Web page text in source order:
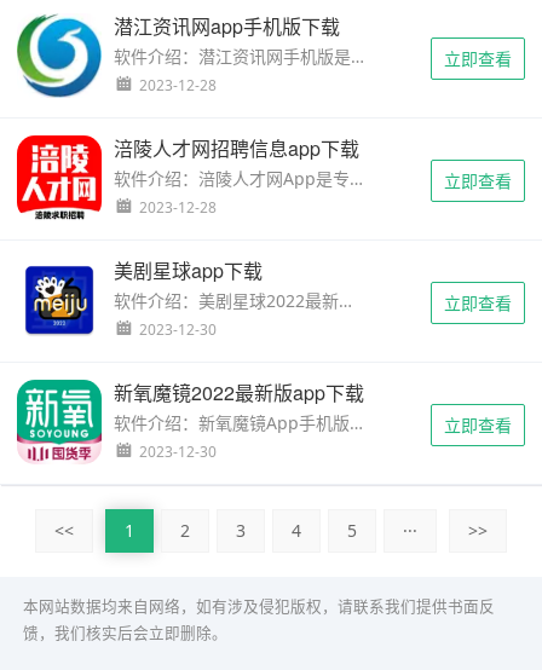
潜江资讯网app手机版下载
软件介绍：潜江资讯网手机版是一款面向潜江老百姓的生活服务类软件，旨在为用户提供本地化的新闻资讯、生活···
2023-12-28
立即查看
涪陵人才网招聘信息app下载
软件介绍：涪陵人才网App是专门为涪陵当地用户制作的求职招聘应用。该应用致力于为求职者提供本地的招聘信息···
2023-12-28
立即查看
美剧星球app下载
软件介绍：美剧星球2022最新版是一款专为美剧爱好者打造的应用，旨在为用户提供最新、最丰富的美剧资源。该···
2023-12-30
立即查看
新氧魔镜2022最新版app下载
软件介绍：新氧魔镜App手机版是一款专业的医疗美容类软件，为用户提供全面的美容服务和信息。该应用整合了丰···
2023-12-30
立即查看
<< 1 2 3 4 5 ··· >>
本网站数据均来自网络，如有涉及侵犯版权，请联系我们提供书面反
馈，我们核实后会立即删除。